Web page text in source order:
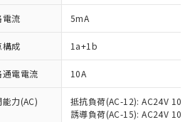
電流 5mA
構成 1a+1b
通電電流 10A
能力(AC)
抵抗負荷(AC-12): AC24V 10A/
誘導負荷(AC-15): AC24V
EU RoHS指令（10物質）の
た製品が提供可能な商品で